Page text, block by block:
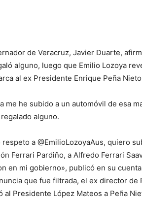
de Veracruz, Javier Duarte,
alguno, luego que Emilio Lozoya
al ex Presidente Enrique Peña
me he subido a un automóvil de esa
alguno.
respeto a @EmilioLozoyaAus, quiero
Ferrari Pardiño, a Alfredo Ferrari
en mi gobierno», publicó en su
que fue filtrada, el ex director
al Presidente López Mateos a Peña